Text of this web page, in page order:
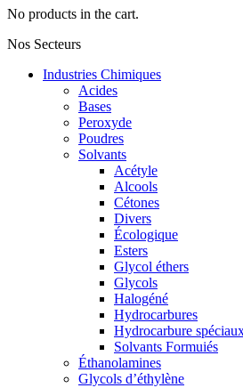
No products in the cart.
Nos Secteurs
Industries Chimiques
Acides
Bases
Peroxyde
Poudres
Solvants
Acétyle
Alcools
Cétones
Divers
Écologique
Esters
Glycol éthers
Glycols
Halogéné
Hydrocarbures
Hydrocarbure
Solvants Formuiés
Éthanolamines
Glycols d’éthylène